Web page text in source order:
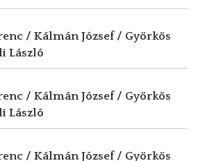
/ Kálmán József / Györkös
László
/ Kálmán József / Györkös
László
/ Kálmán József / Györkös